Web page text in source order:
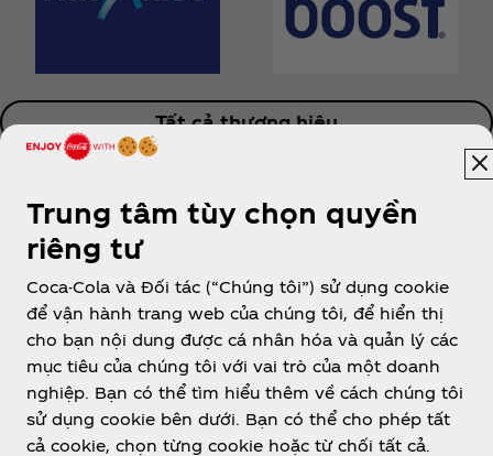
Tất cả thương hiệu
Vietnam
Về chúng tôi
Trung tâm tùy chọn quyền
riêng tư
Coca-Cola và Đối tác (“Chúng tôi”) sử dụng cookie
để vận hành trang web của chúng tôi, để hiển thị
cho bạn nội dung được cá nhân hóa và quản lý các
mục tiêu của chúng tôi với vai trò của một doanh
nghiệp. Bạn có thể tìm hiểu thêm về cách chúng tôi
sử dụng cookie bên dưới. Bạn có thể cho phép tất
cả cookie, chọn từng cookie hoặc từ chối tất cả.